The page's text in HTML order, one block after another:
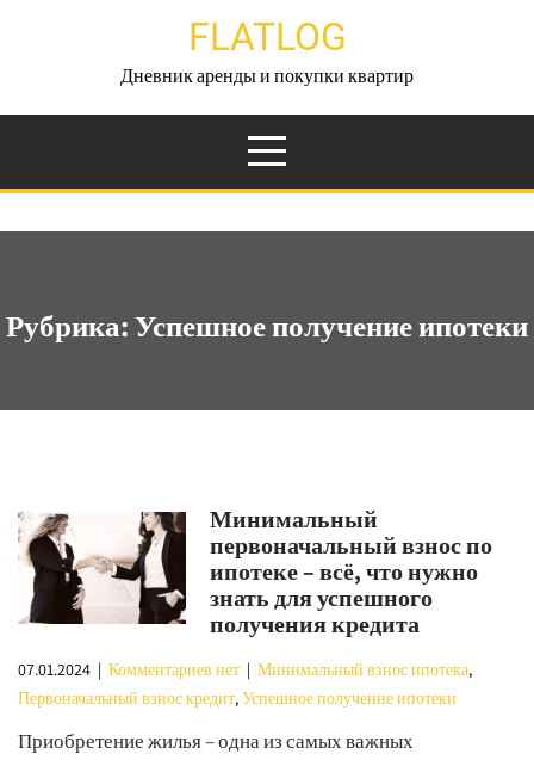
FLATLOG
Дневник аренды и покупки квартир
Рубрика:Успешное получение ипотеки
Минимальный
первоначальный взнос по
ипотеке – всё, что нужно
знать для успешного
получения кредита
07.01.2024 | Комментариев нет | Минимальный взнос ипотека,
Первоначальный взнос кредит,Успешное получение ипотеки
Приобретение жилья – одна из самых важных